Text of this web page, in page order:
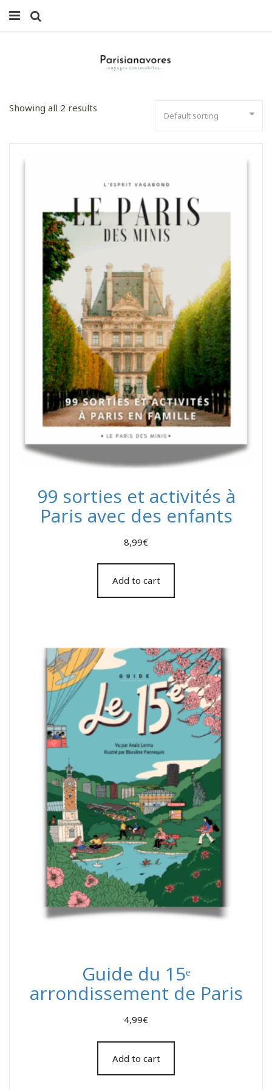
FAMILLE
LIFESTYLE
CULTURE
0 ITEMS - 0,00 €
Showing all 2 results
99 sorties et activités à
Paris avec des enfants
8,99€
Add to cart
Guide du 15ᵉ
arrondissement de Paris
4,99€
Add to cart